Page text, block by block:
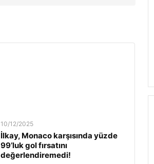
10/12/2025
İlkay, Monaco karşısında yüzde
99’luk gol fırsatını
değerlendiremedi!